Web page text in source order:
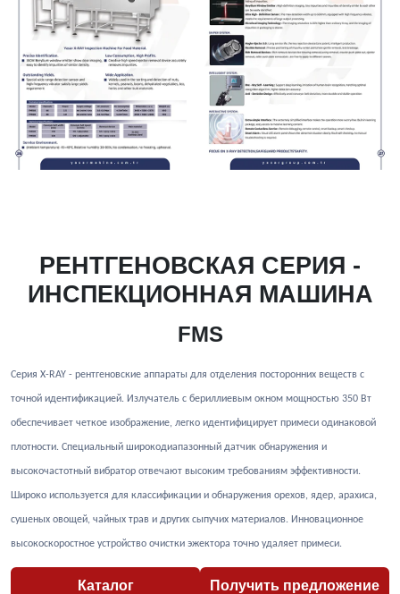
РЕНТГЕНОВСКАЯ СЕРИЯ -
ИНСПЕКЦИОННАЯ МАШИНА
FMS
Серия X-RAY - рентгеновские аппараты для отделения посторонних веществ с
точной идентификацией. Излучатель с бериллиевым окном мощностью 350 Вт
обеспечивает четкое изображение, легко идентифицирует примеси одинаковой
плотности. Специальный широкодиапазонный датчик обнаружения и
высокочастотный вибратор отвечают высоким требованиям эффективности.
Широко используется для классификации и обнаружения орехов, ядер, арахиса,
сушеных овощей, чайных трав и других сыпучих материалов. Инновационное
высокоскоростное устройство очистки эжектора точно удаляет примеси.
Каталог Получить предложение